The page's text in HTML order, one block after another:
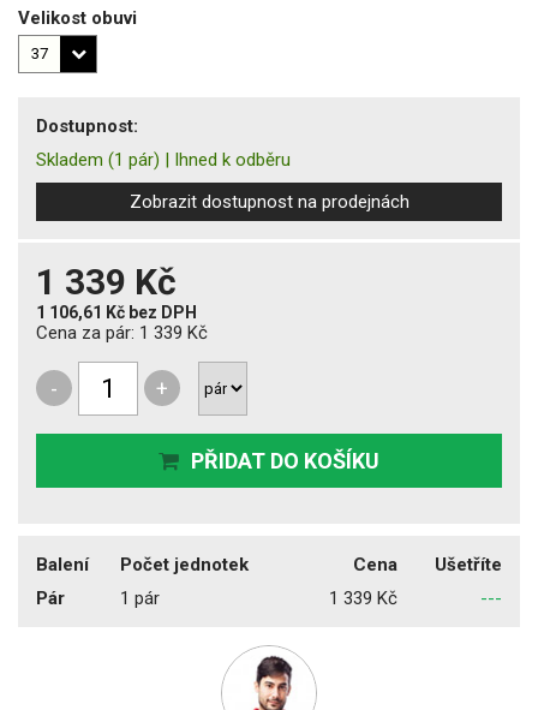
Velikost obuvi
Dostupnost:
Skladem (1 pár) | Ihned k odběru
Zobrazit dostupnost na prodejnách
1 339 Kč
1 106,61 Kč bez DPH
Cena za pár: 1 339 Kč
- +
PŘIDAT DO KOŠÍKU
Balení Počet jednotek Cena
Ušetříte
Pár
1 pár 1 339 Kč ---